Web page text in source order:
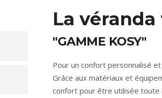
La
"GAMME KOSY"
Pour un confort personnalisé
Grâce aux matériaux et
confort pour être utilisée toute